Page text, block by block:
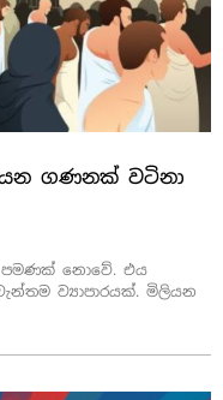
ගණනක් වටිනා
නොවේ. එය
ව්‍යාපාර‍යක්. මිලියන